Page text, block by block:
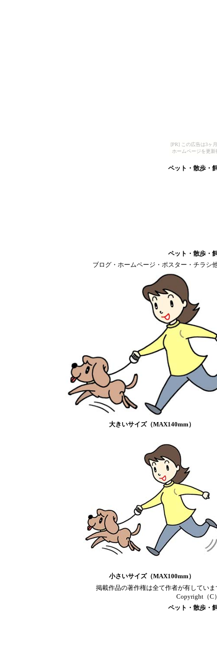
[PR] この広告は3ヶ
ホームページを更
ペット・散歩・
ペット・散歩・
ブログ・ホームページ・ポスター・チラシ
大きいサイズ（MAX140mm）
小さいサイズ（MAX100mm）
掲載作品の著作権は全て作者が有してい
Copyright（C
ペット・散歩・